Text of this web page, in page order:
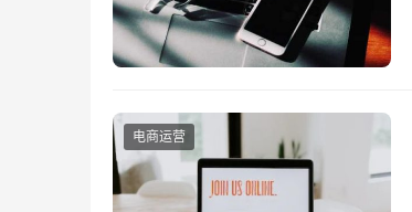
电商运营